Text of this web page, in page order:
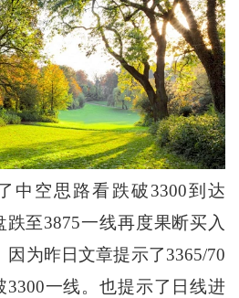
空思路看跌破3300到达
跌至3875一线再度果断买入
因为昨日文章提示了3365/70
3300一线。也提示了日线进